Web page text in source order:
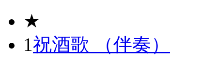
★
1祝酒歌 （伴奏）